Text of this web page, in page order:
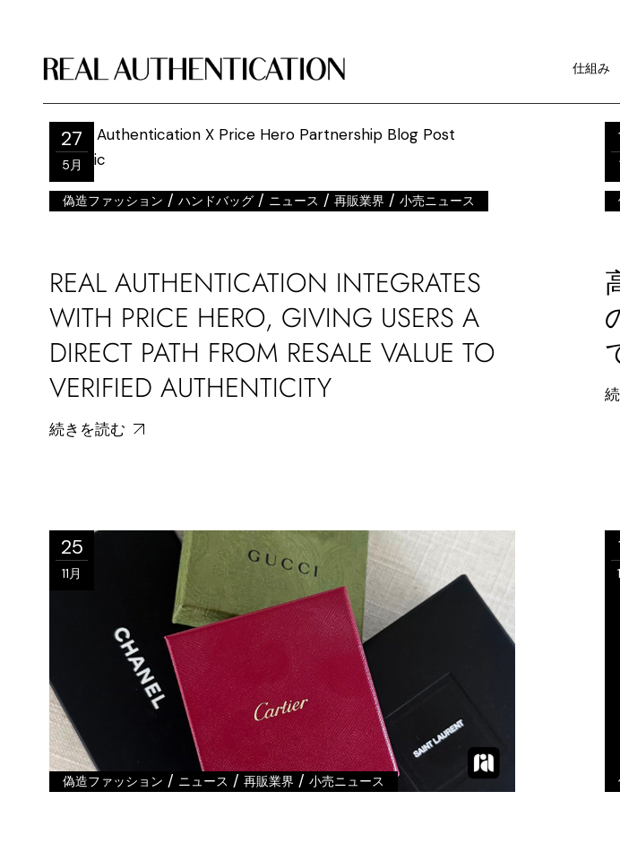
仕組み
イメー
RAにつ
イメー
27
5月
偽造ファッション /ハンドバッグ / ニュース /再販業界 /小売ニュース
REAL AUTHENTICATION INTEGRATES
WITH PRICE HERO, GIVING USERS A
DIRECT PATH FROM RESALE VALUE TO
VERIFIED AUTHENTICITY
続きを読む
25
11月
偽造ファッション / ニュース /再販業界 /小売ニュース